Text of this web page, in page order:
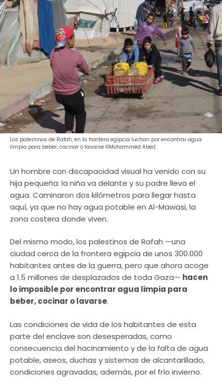
Los palestinos de Rafah, en la frontera egipcia luchan por encontrar agua
limpia para beber, cocinar o lavarse ©Mohammed Abed.
Un hombre con discapacidad visual ha venido con su
hija pequeña: la niña va delante y su padre lleva el
agua. Caminaron dos kilómetros para llegar hasta
aquí, ya que no hay agua potable en Al-Mawasi, la
zona costera donde viven.
Del mismo modo, los palestinos de Rafah —una
ciudad cerca de la frontera egipcia de unos 300.000
habitantes antes de la guerra, pero que ahora acoge
a 1.5 millones de desplazados de toda Gaza— hacen
lo imposible por encontrar agua limpia para
beber, cocinar o lavarse.
Las condiciones de vida de los habitantes de esta
parte del enclave son desesperadas, como
consecuencia del hacinamiento y de la falta de agua
potable, aseos, duchas y sistemas de alcantarillado,
condiciones agravadas, además, por el frío invierno.